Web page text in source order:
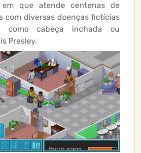
em que atende centenas de
com diversas doenças fictícias
como cabeça inchada ou
Presley.